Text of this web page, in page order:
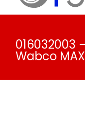
016032003
Wabco